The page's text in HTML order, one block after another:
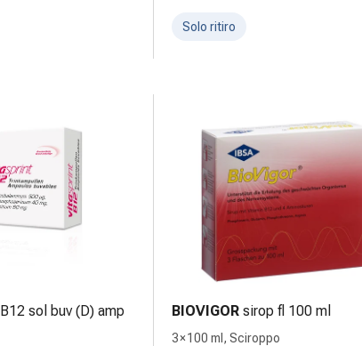
Solo ritiro
B12 sol buv (D) amp
BIOVIGOR sirop fl 100 ml
3 × 100 ml, Sciroppo